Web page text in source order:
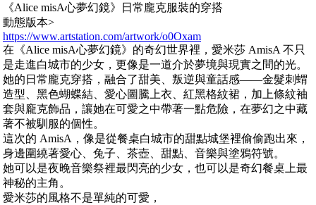
《Alice misA心夢幻鏡》日常龐克服裝的穿搭
動態版本>
https://www.artstation.com/artwork/o0Oxam
在《Alice misA心夢幻鏡》的奇幻世界裡，愛米莎 AmisA 不只
是走進白城市的少女，更像是一道介於夢境與現實之間的光。
她的日常龐克穿搭，融合了甜美、叛逆與童話感——金髮刺蝟
造型、黑色蝴蝶結、愛心圖騰上衣、紅黑格紋裙，加上條紋袖
套與龐克飾品，讓她在可愛之中帶著一點危險，在夢幻之中藏
著不被馴服的個性。
這次的 AmisA，像是從餐桌白城市的甜點城堡裡偷偷跑出來，
身邊圍繞著愛心、兔子、茶壺、甜點、音樂與塗鴉符號。
她可以是夜晚音樂祭裡最閃亮的少女，也可以是奇幻餐桌上最
神秘的主角。
愛米莎的風格不是單純的可愛，